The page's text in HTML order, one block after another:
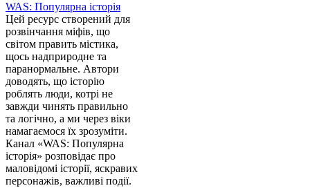
WAS: Популярна історія
Цей ресурс створений для
розвінчання міфів, що
світом править містика,
щось надприродне та
паранормальне. Автори
доводять, що історію
роблять люди, котрі не
завжди чинять правильно
та логічно, а ми через віки
намагаємося їх зрозуміти.
Канал «WAS: Популярна
історія» розповідає про
маловідомі історії, яскравих
персонажів, важливі події.